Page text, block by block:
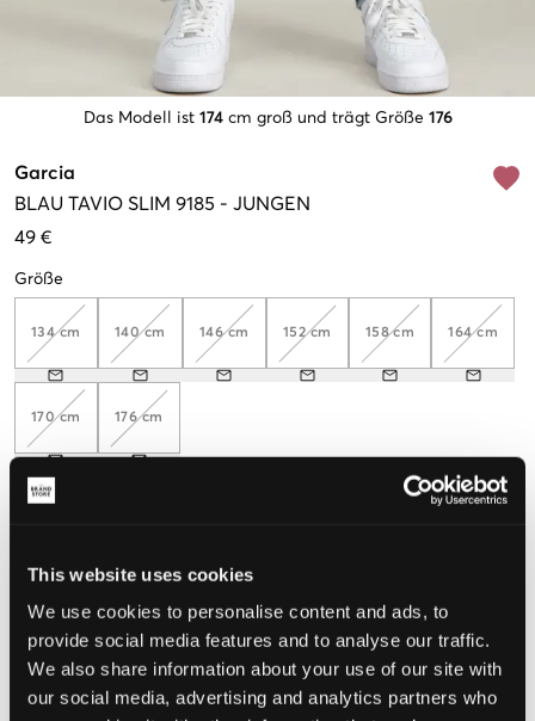
This website uses cookies
We use cookies to personalise content and ads, to
provide social media features and to analyse our traffic.
We also share information about your use of our site with
our social media, advertising and analytics partners who
Das Modell ist 174 cm groß und trägt Größe 176
Garcia
BLAU TAVIO SLIM 9185 - JUNGEN
49 €
Größe
134 cm 140 cm 146 cm 152 cm 158 cm 164 cm
170 cm 176 cm
Klein Perfekt
GRÖSSENBERATER
WÄHLEN SIE EINE GRÖSSE